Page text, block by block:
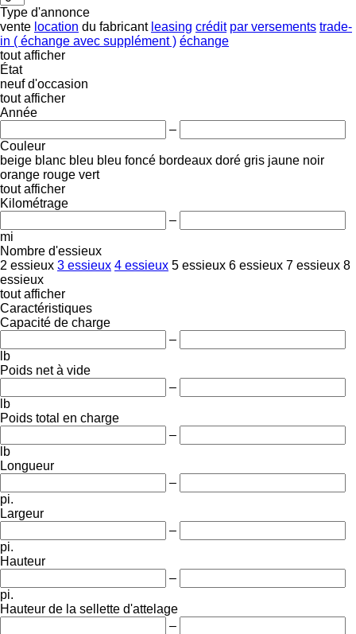
Type d'annonce
vente location du fabricant leasing crédit par versements trade-
in ( échange avec supplément ) échange
tout afficher
État
neuf d'occasion
tout afficher
Année
–
Couleur
beige blanc bleu bleu foncé bordeaux doré gris jaune noir
orange rouge vert
tout afficher
Kilométrage
–
mi
Nombre d'essieux
2 essieux 3 essieux 4 essieux 5 essieux 6 essieux 7 essieux 8
essieux
tout afficher
Caractéristiques
Capacité de charge
–
lb
Poids net à vide
–
lb
Poids total en charge
–
lb
Longueur
–
pi.
Largeur
–
pi.
Hauteur
–
pi.
Hauteur de la sellette d'attelage
–